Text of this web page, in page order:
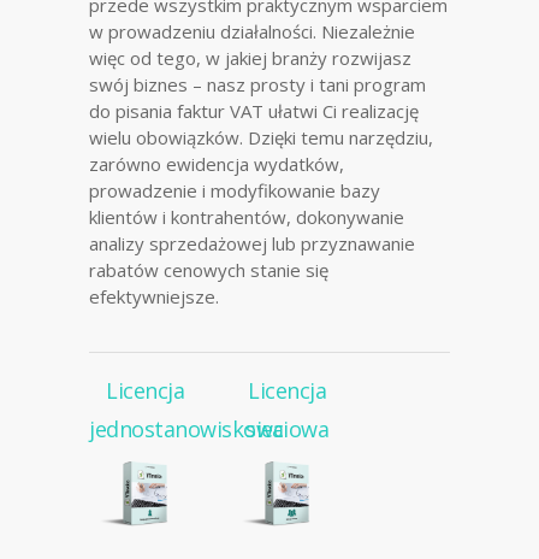
przede wszystkim praktycznym wsparciem
w prowadzeniu działalności. Niezależnie
więc od tego, w jakiej branży rozwijasz
swój biznes – nasz prosty i tani program
do pisania faktur VAT ułatwi Ci realizację
wielu obowiązków. Dzięki temu narzędziu,
zarówno ewidencja wydatków,
prowadzenie i modyfikowanie bazy
klientów i kontrahentów, dokonywanie
analizy sprzedażowej lub przyznawanie
rabatów cenowych stanie się
efektywniejsze.
Licencja
jednostanowiskowa
Licencja
sieciowa